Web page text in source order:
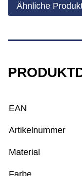
Ähnliche
EAN
Artikelnummer
Material
Farbe